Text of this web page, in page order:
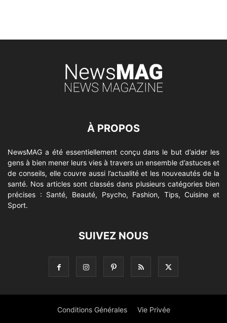
À PROPOS
NewsMAG a été essentiellement conçu dans le but d’aider les
gens à bien mener leurs vies à travers un ensemble d’astuces et
de conseils, elle couvre aussi l’actualité et les nouveautés de la
santé. Nos articles sont classés dans plusieurs catégories bien
précises : Santé, Beauté, Psycho, Fashion, Tips, Cuisine et
Sport.
SUIVEZ NOUS
Conditions Générales Vie Privée